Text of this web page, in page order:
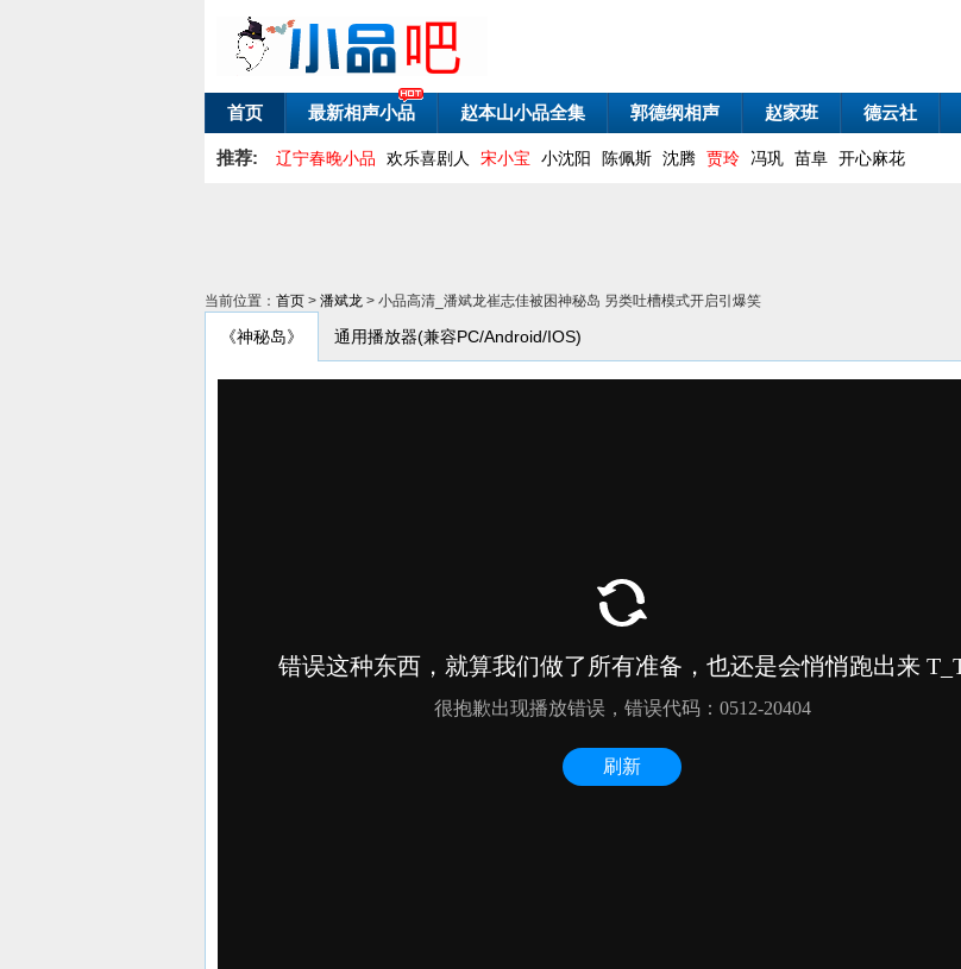
首页 最新相声小品 赵本山小品全集 郭德纲相声 赵家班 德云社
推荐: 辽宁春晚小品 欢乐喜剧人 宋小宝 小沈阳 陈佩斯 沈腾 贾玲 冯巩 苗阜 开心麻花
当前位置： 首页 > 潘斌龙 > 小品高清_潘斌龙崔志佳被困神秘岛 另类吐槽模式开启引爆笑
《神秘岛》 通用播放器(兼容PC/Android/IOS)